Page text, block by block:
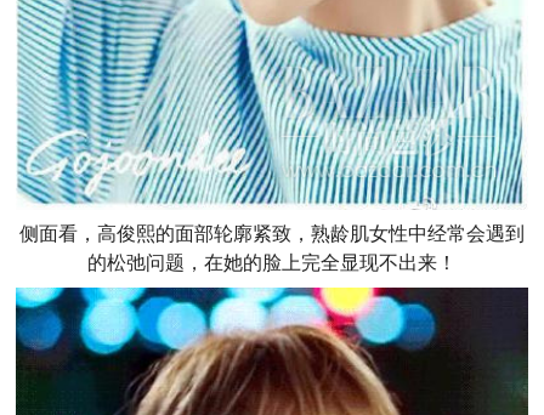
侧面看，高俊熙的面部轮廓紧致，熟龄肌女性中经常会遇到
的松弛问题，在她的脸上完全显现不出来！